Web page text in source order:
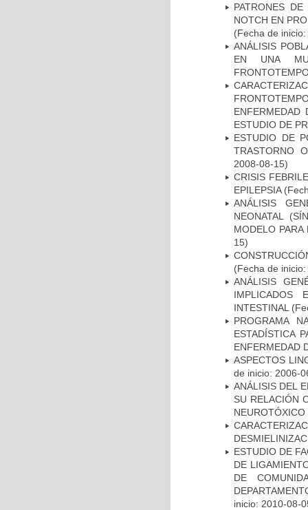
PATRONES
NOTCH EN
(Fecha de
ANÁLISIS
EN UNA
ENFERMEDAD
ESTUDIO DE
ESTUDIO DE
TRASTORNO
2008-08-15)
CRISIS
EPILEPSIA
ANÁLISIS
NEONATAL
MODELO
15)
(Fecha de
ANÁLISIS
IMPLICADOS
INTESTINAL
PROGRAMA
ESTADÍSTICA
ENFERMEDAD
ASPECTOS
de inicio: 2006-
ANÁLISIS DEL
SU RELACIÓN
NEUROTÓXICO
ESTUDIO DE
DE
DE
inicio: 2010-08-